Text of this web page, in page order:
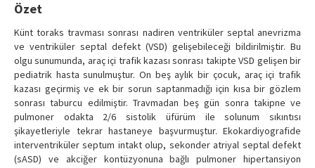
Özet
Künt toraks travması sonrası nadiren ventriküler septal anevrizma
ve ventriküler septal defekt (VSD) gelişebileceği bildirilmiştir. Bu
olgu sunumunda, araç içi trafik kazası sonrası takipte VSD gelişen bir
pediatrik hasta sunulmuştur. On beş aylık bir çocuk, araç içi trafik
kazası geçirmiş ve ek bir sorun saptanmadığı için kısa bir gözlem
sonrası taburcu edilmiştir. Travmadan beş gün sonra takipne ve
pulmoner odakta 2/6 sistolik üfürüm ile solunum sıkıntısı
şikayetleriyle tekrar hastaneye başvurmuştur. Ekokardiyografide
interventriküler septum intakt olup, sekonder atriyal septal defekt
(sASD) ve akciğer kontüzyonuna bağlı pulmoner hipertansiyon